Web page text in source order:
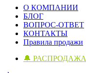
О КОМПАНИИ
БЛОГ
ВОПРОС-ОТВЕТ
КОНТАКТЫ
Правила продажи
🔔 РАСПРОДАЖА